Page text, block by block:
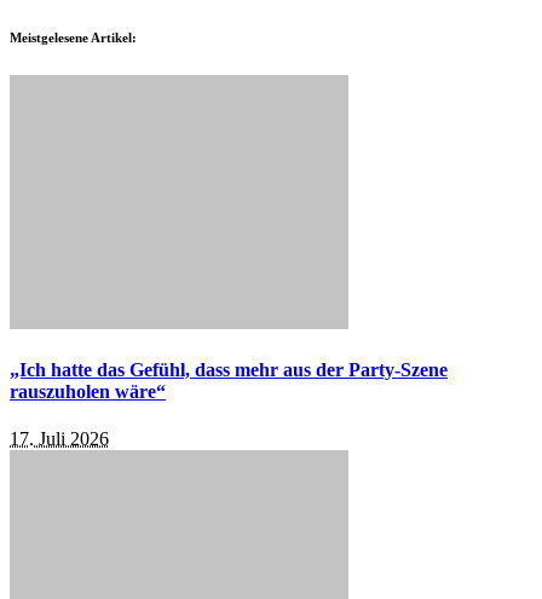
Meistgelesene Artikel:
„Ich hatte das Gefühl, dass mehr aus der Party-Szene
rauszuholen wäre“
17. Juli 2026